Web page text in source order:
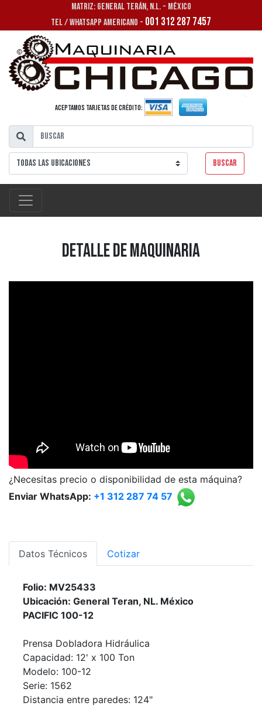
MATRIZ: GENERAL TERÁN, N.L. - MÉXICO
TEL / WHATSAPP AMERICANO - 001 312 287 7457
Aceptamos tarjetas de crédito:
Buscar
Detalle de Maquinaria
¿Necesitas precio o disponibilidad de esta máquina?
Enviar WhatsApp: +1 312 287 74 57
Datos Técnicos Cotizar
Folio: MV25433
Ubicación: General Teran, NL. México
PACIFIC 100-12
Prensa Dobladora Hidráulica
Capacidad: 12' x 100 Ton
Modelo: 100-12
Serie: 1562
Distancia entre paredes: 124"